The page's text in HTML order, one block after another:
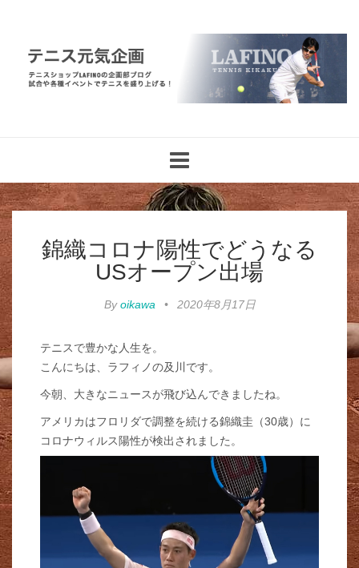
navigation
錦織コロナ陽性でどうなる
USオープン出場
Byoikawa • 2020年8月17日
テニスで豊かな人生を。
こんにちは、ラフィノの及川です。
今朝、大きなニュースが飛び込んできましたね。
アメリカはフロリダで調整を続ける錦織圭（30歳）に
コロナウィルス陽性が検出されました。